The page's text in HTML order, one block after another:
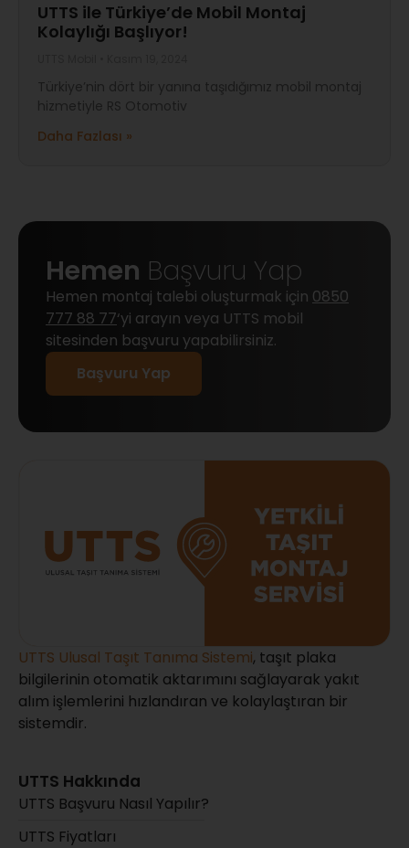
UTTS ile Türkiye’de Mobil Montaj
Kolaylığı Başlıyor!
Türkiye’nin dört bir yanına taşıdığımız mobil montaj
hizmetiyle RS Otomotiv
Daha Fazlası »
Hemen Başvuru Yap
Hemen montaj talebi oluşturmak için 0850
777 88 77‘yi arayın veya UTTS mobil
sitesinden başvuru yapabilirsiniz.
Başvuru Yap
UTTS Ulusal Taşıt Tanıma Sistemi, taşıt plaka
bilgilerinin otomatik aktarımını sağlayarak yakıt
alım işlemlerini hızlandıran ve kolaylaştıran bir
sistemdir.
UTTS Hakkında
UTTS Başvuru Nasıl Yapılır?
UTTS Fiyatları